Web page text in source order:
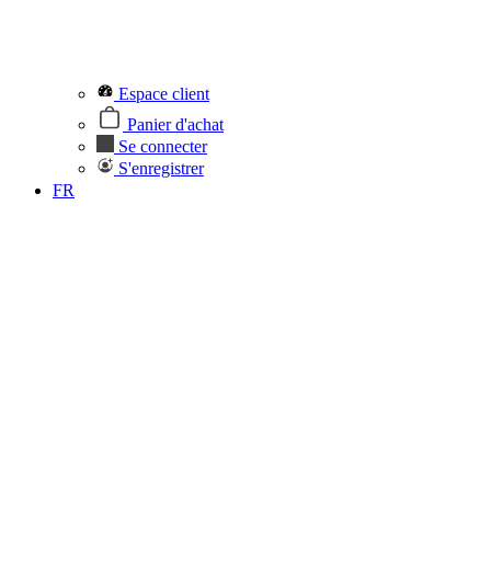
Espace client
Panier d'achat
Se connecter
S'enregistrer
FR